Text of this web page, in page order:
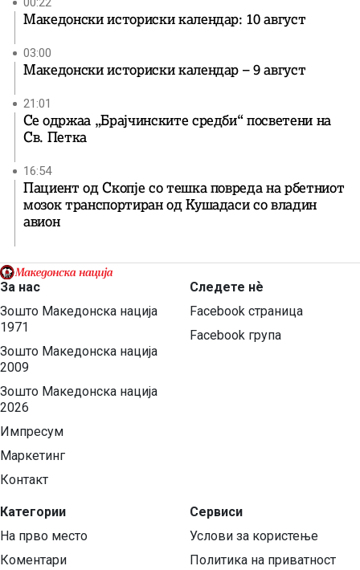
Македонски историски календар: 10 август
03:00
Македонски историски календар – 9 август
21:01
Се одржаа „Брајчинските средби“ посветени на
Св. Петка
16:54
Пациент од Скопје со тешка повреда на рбетниот
мозок транспортиран од Кушадаси со владин
авион
За нас
Зошто Македонска нација
1971
Зошто Македонска нација
2009
Зошто Македонска нација
2026
Импресум
Маркетинг
Контакт
Категории
На прво место
Коментари
Следете нѐ
Facebook страница
Facebook група
Сервиси
Услови за користење
Политика на приватност